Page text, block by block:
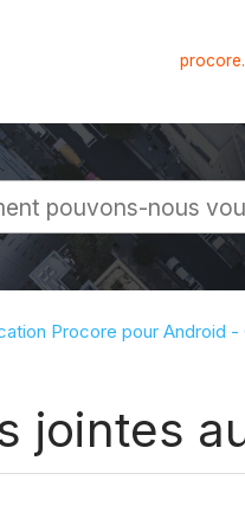
Procore pour Android
jointes